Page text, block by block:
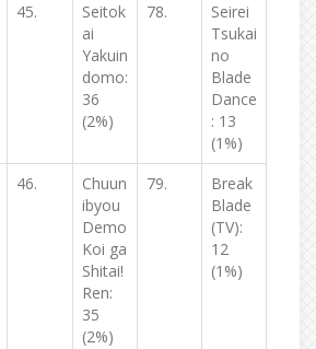
45.
Seitok
ai
Yakuin
domo:
36
(2%)
78.
Seirei
Tsukai
no
Blade
Dance
: 13
(1%)
46.
Chuun
ibyou
Demo
Koi ga
Shitai!
Ren:
35
(2%)
79.
Break
Blade
(TV):
12
(1%)